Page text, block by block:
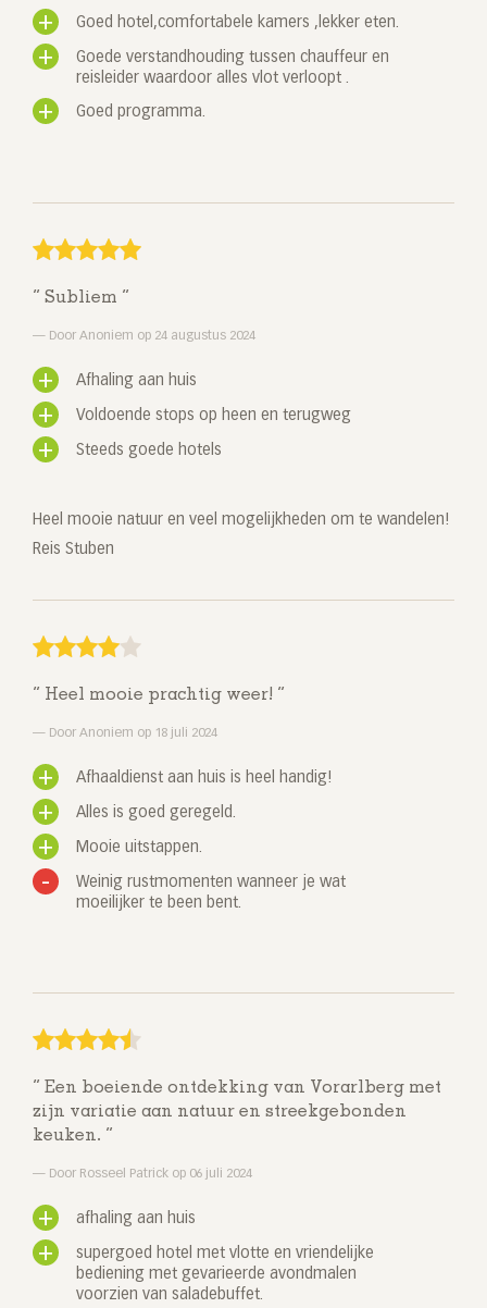
Goed hotel,comfortabele kamers ,lekker eten.
Goede verstandhouding tussen chauffeur en
reisleider waardoor alles vlot verloopt .
Goed programma.
Subliem
Door Anoniem op 24 augustus 2024
Afhaling aan huis
Voldoende stops op heen en terugweg
Steeds goede hotels
Heel mooie natuur en veel mogelijkheden om te wandelen!
Reis Stuben
Heel mooie prachtig weer!
Door Anoniem op 18 juli 2024
Afhaaldienst aan huis is heel handig!
Alles is goed geregeld.
Mooie uitstappen.
Weinig rustmomenten wanneer je wat
moeilijker te been bent.
Een boeiende ontdekking van Vorarlberg met
zijn variatie aan natuur en streekgebonden
keuken.
Door Rosseel Patrick op 06 juli 2024
afhaling aan huis
supergoed hotel met vlotte en vriendelijke
bediening met gevarieerde avondmalen
voorzien van saladebuffet.